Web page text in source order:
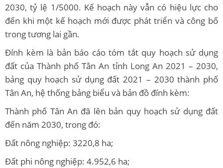
2030, tỷ lệ 1/5000. Kế hoạch này vẫn có hiệu lực cho
đến khi một kế hoạch mới được phát triển và công bố
trong tương lai gần.
Đính kèm là bản báo cáo tóm tắt quy hoạch sử dụng
đất của Thành phố Tân An tỉnh Long An 2021 – 2030,
bảng quy hoạch sử dụng đất 2021 – 2030 thành phố
Tân An, hệ thống bảng biểu và bản đồ đính kèm:
Thành phố Tân An đã lên bản quy hoạch sử dụng đất
đến năm 2030, trong đó:
Đất nông nghiệp: 3220,8 ha;
Đất phi nông nghiệp: 4.952,6 ha;